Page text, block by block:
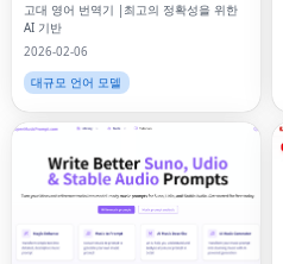
고대 영어 번역기 |최고의 정확성을 위한
AI 기반
2026-02-06
대규모 언어 모델